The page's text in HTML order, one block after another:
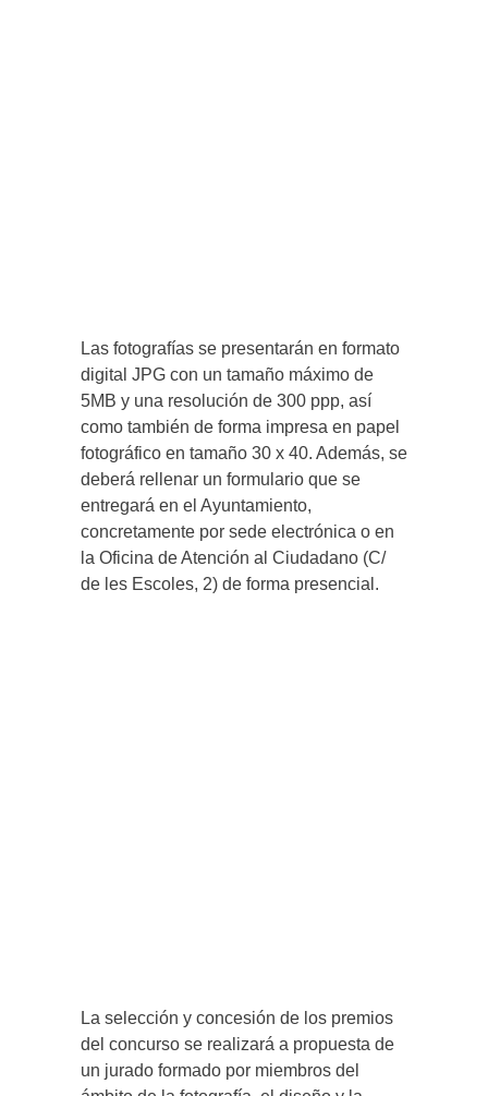
Las fotografías se presentarán en formato
digital JPG con un tamaño máximo de
5MB y una resolución de 300 ppp, así
como también de forma impresa en papel
fotográfico en tamaño 30 x 40. Además, se
deberá rellenar un formulario que se
entregará en el Ayuntamiento,
concretamente por sede electrónica o en
la Oficina de Atención al Ciudadano (C/
de les Escoles, 2) de forma presencial.
La selección y concesión de los premios
del concurso se realizará a propuesta de
un jurado formado por miembros del